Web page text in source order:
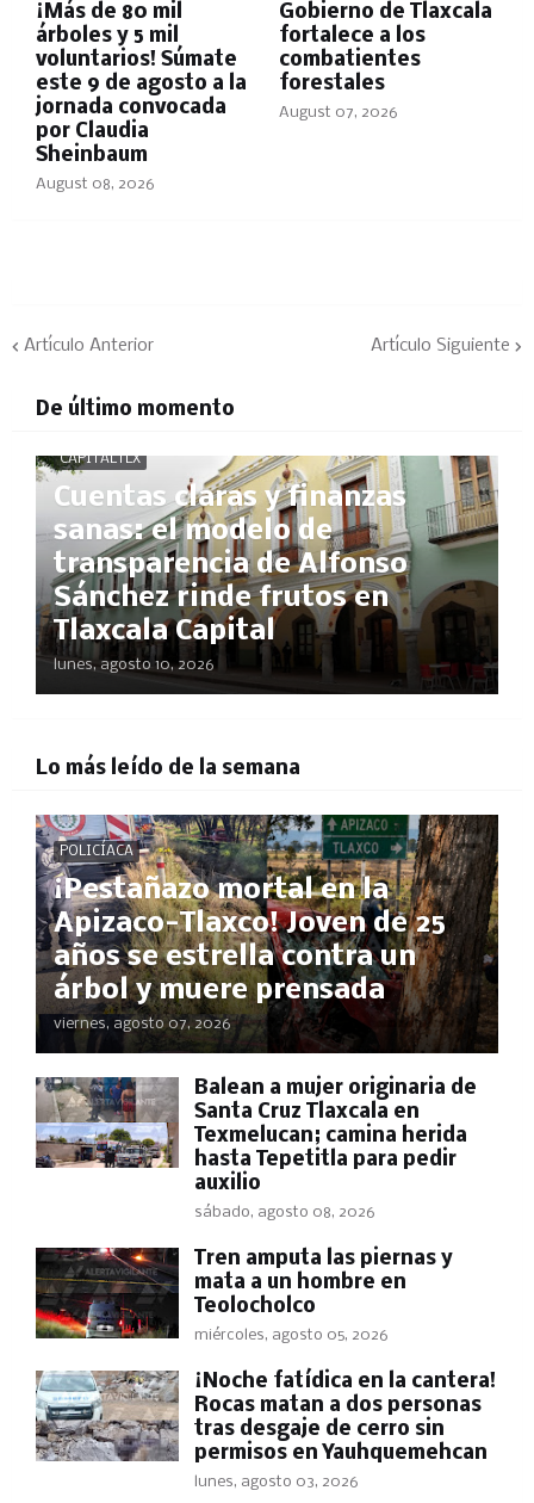
¡Más de 80 mil
árboles y 5 mil
voluntarios! Súmate
este 9 de agosto a la
jornada convocada
por Claudia
Sheinbaum
August 08, 2026
Gobierno de Tlaxcala
fortalece a los
combatientes
forestales
August 07, 2026
Artículo Anterior Artículo Siguiente
De último momento
CAPITALTLX
Cuentas claras y finanzas
sanas: el modelo de
transparencia de Alfonso
Sánchez rinde frutos en
Tlaxcala Capital
lunes, agosto 10, 2026
Lo más leído de la semana
POLICÍACA
¡Pestañazo mortal en la
Apizaco-Tlaxco! Joven de 25
años se estrella contra un
árbol y muere prensada
viernes, agosto 07, 2026
Balean a mujer originaria de
Santa Cruz Tlaxcala en
Texmelucan; camina herida
hasta Tepetitla para pedir
auxilio
sábado, agosto 08, 2026
Tren amputa las piernas y
mata a un hombre en
Teolocholco
miércoles, agosto 05, 2026
​¡Noche fatídica en la cantera!
Rocas matan a dos personas
tras desgaje de cerro sin
permisos en Yauhquemehcan
lunes, agosto 03, 2026